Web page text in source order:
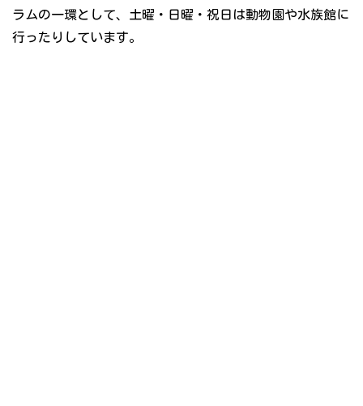
ラムの一環として、土曜・日曜・祝日は動物園や水族館に
行ったりしています。